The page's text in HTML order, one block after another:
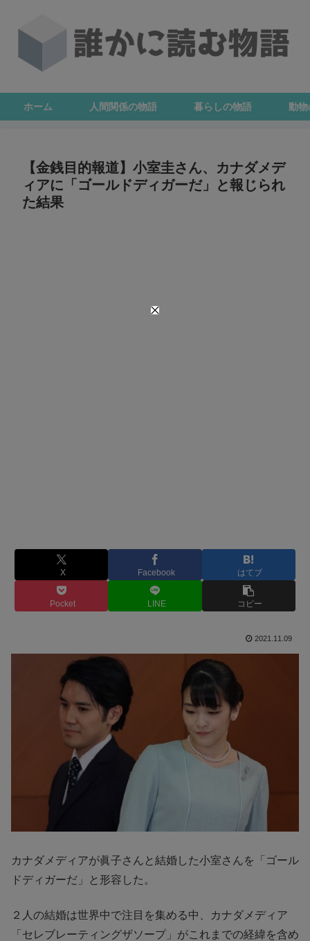
ホーム 人間関係の物語 暮らしの物語 動
【金銭目的報道】小室圭さん、カナダメデ
ィアに「ゴールドディガーだ」と報じられ
た結果
X Facebook はてブ
Pocket LINE コピー
2021.11.09
カナダメディアが眞子さんと結婚した小室さんを「ゴール
ドディガーだ」と形容した。
２人の結婚は世界中で注目を集める中、カナダメディア
「セレブレーティングザソープ」がこれまでの経緯を含め